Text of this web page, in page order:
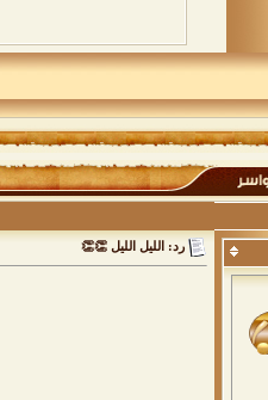
رد: الليل الليل 👏👏